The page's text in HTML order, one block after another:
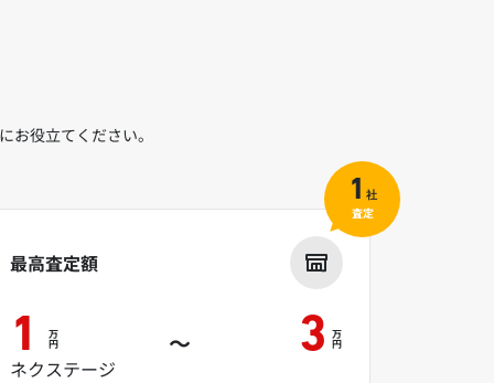
役立てください。
最高査定額
1 万
円 ～ 3 万
円
ネクステージ
1 社
査定